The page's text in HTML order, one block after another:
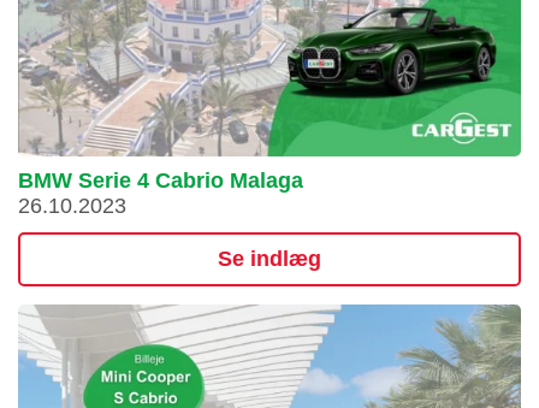
BMW Serie 4 Cabrio Malaga
26.10.2023
Se indlæg